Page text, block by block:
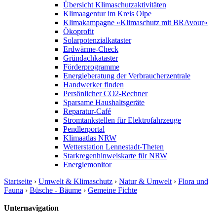
Übersicht Klimaschutzaktivitäten
Klimaagentur im Kreis Olpe
Klimakampagne »Klimaschutz mit BRAvour«
Ökoprofit
Solarpotenzialkataster
Erdwärme-Check
Gründachkataster
Förderprogramme
Energieberatung der Verbraucherzentrale
Handwerker finden
Persönlicher CO2-Rechner
Sparsame Haushaltsgeräte
Reparatur-Café
Stromtankstellen für Elektrofahrzeuge
Pendlerportal
Klimaatlas NRW
Wetterstation Lennestadt-Theten
Starkregenhinweiskarte für NRW
Energiemonitor
Startseite › Umwelt & Klimaschutz › Natur & Umwelt › Flora und
Fauna › Büsche - Bäume › Gemeine Fichte
Unternavigation